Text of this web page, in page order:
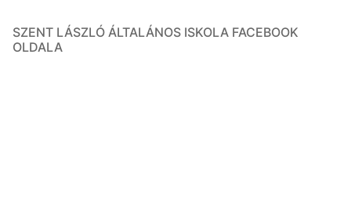
SZENT LÁSZLÓ ÁLTALÁNOS ISKOLA FACEBOOK
OLDALA